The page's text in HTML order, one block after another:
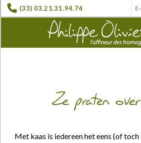
(33) 03.21.31.94.74
Ze praten
Met kaas is iedereen het eens (of